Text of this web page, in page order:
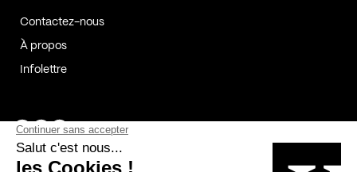
Contactez-nous
À propos
Infolettre
Page Facebook de Kollectif
Page Instagram de Kollectif
Page Linkedin de Kollectif